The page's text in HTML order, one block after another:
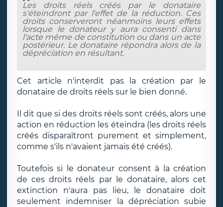
Les droits réels créés par le donataire
s'éteindront par l'effet de la réduction. Ces
droits conserveront néanmoins leurs effets
lorsque le donateur y aura consenti dans
l'acte même de constitution ou dans un acte
postérieur. Le donataire répondra alors de la
dépréciation en résultant.
Cet article n'interdit pas la création par le
donataire de droits réels sur le bien donné.
Il dit que si des droits réels sont créés, alors une
action en réduction les éteindra (les droits réels
créés disparaîtront purement et simplement,
comme s'ils n'avaient jamais été créés).
Toutefois si le donateur consent à la création
de ces droits réels par le donataire, alors cet
extinction n'aura pas lieu, le donataire doit
seulement indemniser la dépréciation subie